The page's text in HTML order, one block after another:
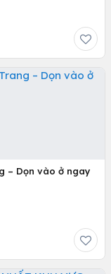
– Dọn vào ở ngay